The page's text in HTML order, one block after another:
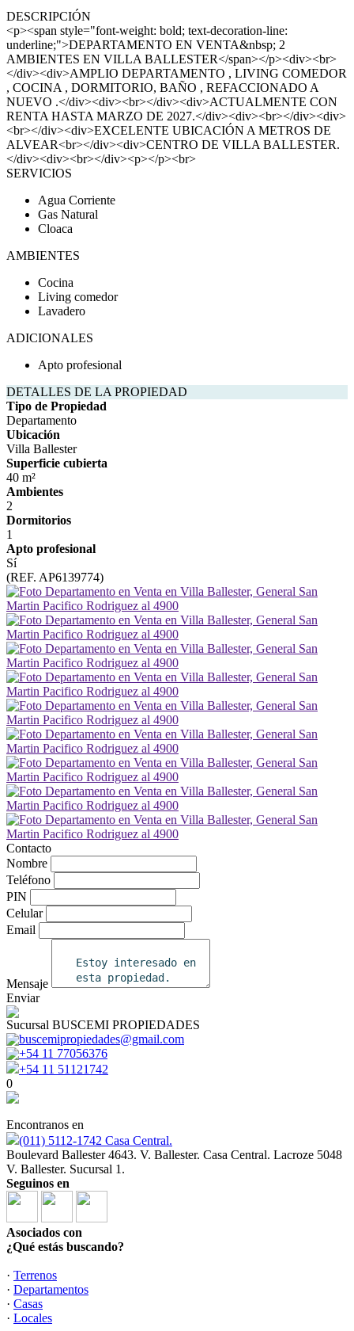
DESCRIPCIÓN
<p><span style="font-weight: bold; text-decoration-line:
underline;">DEPARTAMENTO EN VENTA&nbsp; 2
AMBIENTES EN VILLA BALLESTER</span></p><div><br>
</div><div>AMPLIO DEPARTAMENTO , LIVING COMEDOR
, COCINA , DORMITORIO, BAÑO , REFACCIONADO A
NUEVO .</div><div><br></div><div>ACTUALMENTE CON
RENTA HASTA MARZO DE 2027.</div><div><br></div><div>
<br></div><div>EXCELENTE UBICACIÓN A METROS DE
ALVEAR<br></div><div>CENTRO DE VILLA BALLESTER.
</div><div><br></div><p></p><br>
SERVICIOS
Agua Corriente
Gas Natural
Cloaca
AMBIENTES
Cocina
Living comedor
Lavadero
ADICIONALES
Apto profesional
DETALLES DE LA PROPIEDAD
Tipo de Propiedad
Departamento
Ubicación
Villa Ballester
Superficie cubierta
40 m²
Ambientes
2
Dormitorios
1
Apto profesional
Sí
(REF. AP6139774)
Contacto
Nombre
Teléfono
PIN
Celular
Email
Mensaje
Enviar
Sucursal BUSCEMI PROPIEDADES
buscemipropiedades@gmail.com
+54 11 77056376
+54 11 51121742
0
Encontranos en
(011) 5112-1742 Casa Central.
Boulevard Ballester 4643. V. Ballester. Casa Central. Lacroze 5048
V. Ballester. Sucursal 1.
Seguinos en
Asociados con
¿Qué estás buscando?
· Terrenos
· Departamentos
· Casas
· Locales